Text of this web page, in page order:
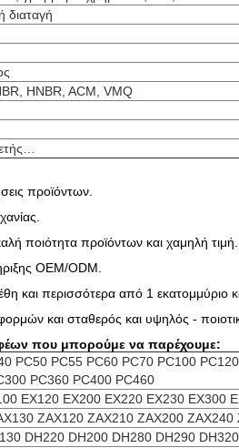
διαταγή
HNBR, ACM, VMQ
προϊόντων.
ποιότητα προϊόντων και χαμηλή τιμή.
OEM/ODM.
και περισσότερα από 1 εκατομμύριο
και σταθερός και υψηλός -
που μπορούμε να παρέχουμε:
PC50 PC55 PC60 PC70 PC100
PC360 PC400 PC460
EX120 EX200 EX220 EX230 EX300
ZAX120 ZAX210 ZAX200 ZAX240
DH220 DH200 DH280 DH290